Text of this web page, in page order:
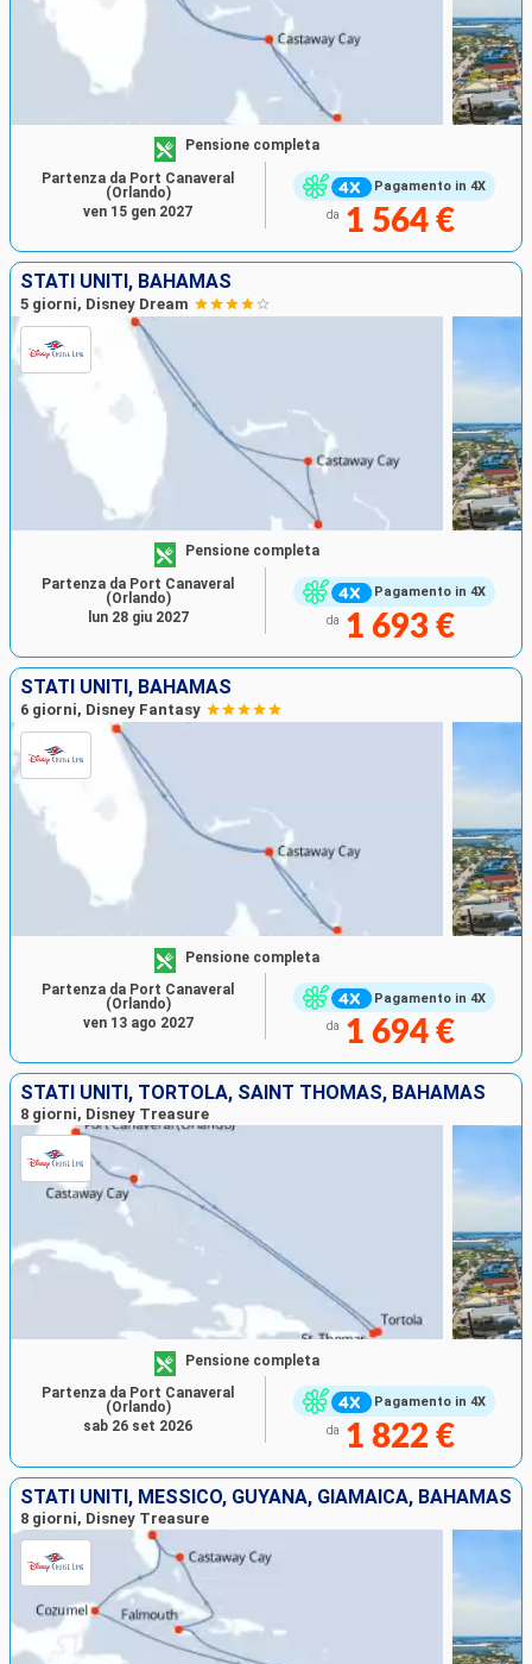
Pagamento in 4X
Pensione completa
da 1 564 €
Partenza da Port Canaveral
(Orlando)
ven 15 gen 2027
STATI UNITI, BAHAMAS
5 giorni, Disney Dream
Pagamento in 4X
Pensione completa
da 1 693 €
Partenza da Port Canaveral
(Orlando)
lun 28 giu 2027
STATI UNITI, BAHAMAS
6 giorni, Disney Fantasy
Pagamento in 4X
Pensione completa
da 1 694 €
Partenza da Port Canaveral
(Orlando)
ven 13 ago 2027
STATI UNITI, TORTOLA, SAINT THOMAS, BAHAMAS
8 giorni, Disney Treasure
Pagamento in 4X
Pensione completa
da 1 822 €
Partenza da Port Canaveral
(Orlando)
sab 26 set 2026
STATI UNITI, MESSICO, GUYANA, GIAMAICA, BAHAMAS
8 giorni, Disney Treasure